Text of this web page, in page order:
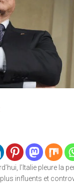
l’Italie pleure la
influents et